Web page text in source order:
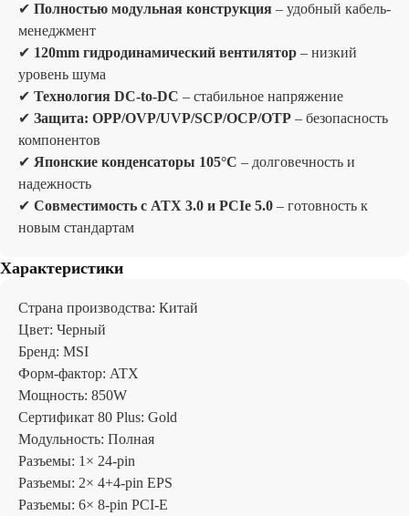
✔ Полностью модульная конструкция – удобный кабель-
менеджмент
✔ 120mm гидродинамический вентилятор – низкий
уровень шума
✔ Технология DC-to-DC – стабильное напряжение
✔ Защита: OPP/OVP/UVP/SCP/OCP/OTP – безопасность
компонентов
✔ Японские конденсаторы 105°C – долговечность и
надежность
✔ Совместимость с ATX 3.0 и PCIe 5.0 – готовность к
новым стандартам
Характеристики
Страна производства: Китай
Цвет: Черный
Бренд: MSI
Форм-фактор: ATX
Мощность: 850W
Сертификат 80 Plus: Gold
Модульность: Полная
Разъемы: 1× 24-pin
Разъемы: 2× 4+4-pin EPS
Разъемы: 6× 8-pin PCI-E
Отзывы